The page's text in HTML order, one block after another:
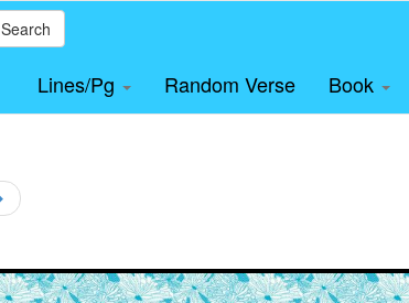
Search
Lines/Pg Random Verse Book